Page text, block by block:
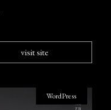
visit site
WordPress